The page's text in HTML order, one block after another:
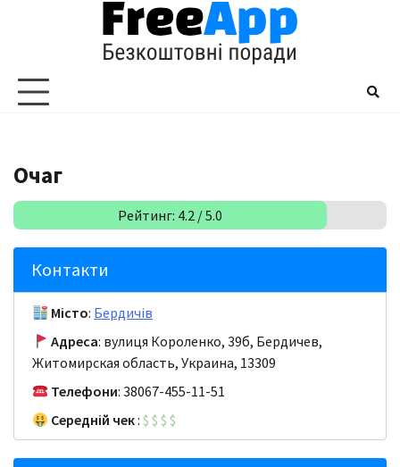
Очаг
Рейтинг: 4.2 / 5.0
Контакти
Місто: Бердичів
Адреса: вулиця Короленко, 39б, Бердичев,
Житомирская область, Украина, 13309
Телефони: 38067-455-11-51
Середній чек:$ $ $ $